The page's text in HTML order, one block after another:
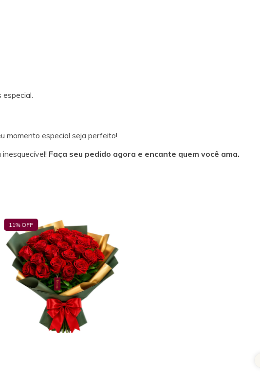
especial.
momento especial seja perfeito!
Faça seu pedido agora e encante quem você ama.
11% OFF